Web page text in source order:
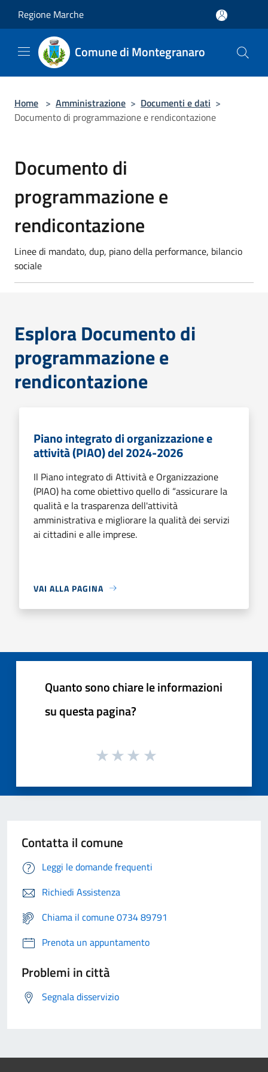
Regione Marche
Comune di Montegranaro
Home > Amministrazione > Documenti e dati >
Documento di programmazione e rendicontazione
Documento di
programmazione e
rendicontazione
Linee di mandato, dup, piano della performance, bilancio
sociale
Esplora Documento di
programmazione e
rendicontazione
Piano integrato di organizzazione e
attività (PIAO) del 2024-2026
Il Piano integrato di Attività e Organizzazione
(PIAO) ha come obiettivo quello di “assicurare la
qualità e la trasparenza dell'attività
amministrativa e migliorare la qualità dei servizi
ai cittadini e alle imprese.
VAI ALLA PAGINA
Quanto sono chiare le informazioni
su questa pagina?
Contatta il comune
Leggi le domande frequenti
Richiedi Assistenza
Chiama il comune 0734 89791
Prenota un appuntamento
Problemi in città
Segnala disservizio